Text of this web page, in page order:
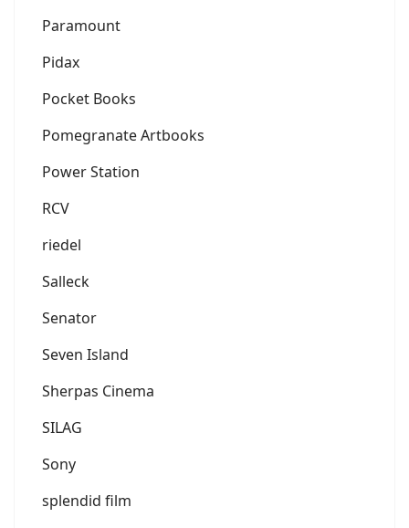
Paramount
Pidax
Pocket Books
Pomegranate Artbooks
Power Station
RCV
riedel
Salleck
Senator
Seven Island
Sherpas Cinema
SILAG
Sony
splendid film